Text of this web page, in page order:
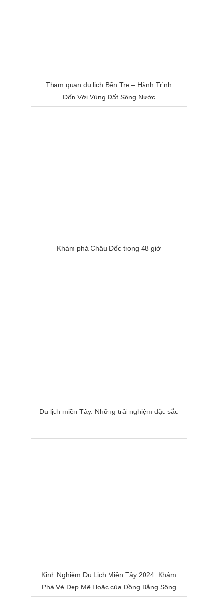
Tham quan du lịch Bến Tre – Hành Trình
Đến Với Vùng Đất Sông Nước
Khám phá Châu Đốc trong 48 giờ
Du lịch miền Tây: Những trải nghiệm đặc sắc
Kinh Nghiệm Du Lịch Miền Tây 2024: Khám
Phá Vẻ Đẹp Mê Hoặc của Đồng Bằng Sông
Nước